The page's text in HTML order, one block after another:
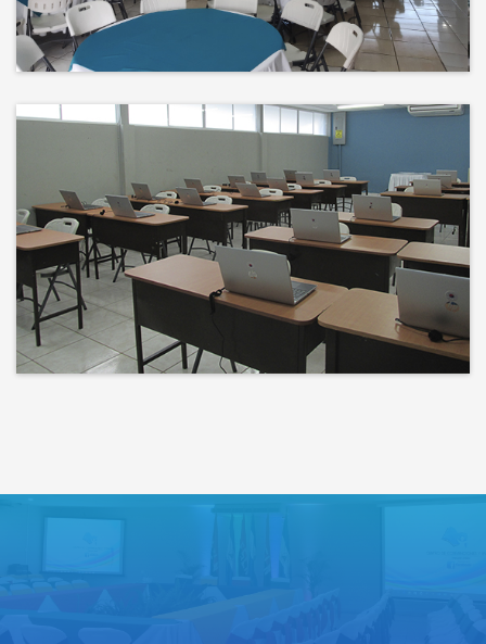
Bienvenidos a un espacio donde
las ideas cobran voz y el
conocimiento se comparte
todos tus mañanas